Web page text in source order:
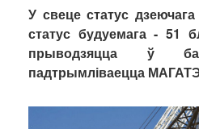
У свеце статус
статус будуемага - 51
прыводзяцца ў
падтрымліваецца